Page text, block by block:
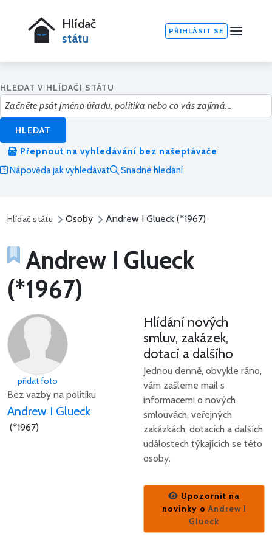
Hlídač
státu
PŘIHLÁSIT SE
HLEDAT V HLÍDAČI STÁTU
HLEDAT
Přepnout na vyhledávání bez našeptávače
Nápověda jak vyhledávat
Snadné hledání
Hlídač státu Osoby Andrew I Glueck (*1967)
Andrew I Glueck
(*1967)
přidat foto
Bez vazby na politiku
Andrew I Glueck
(*1967)
Hlídání nových
smluv, zakázek,
dotací a dalšího
Jednou denně, obvykle ráno,
vám zašleme mail s
informacemi o nových
smlouvách, veřejných
zakázkách, dotacích a dalších
událostech týkajících se této
osoby.
Upozornit na
novinky o Andrew I
Glueck